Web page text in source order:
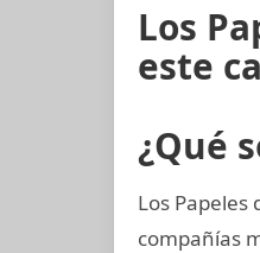
Los
este
¿Qué
Los
compañías